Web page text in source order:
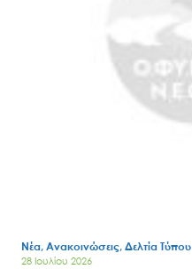
Νέα, Ανακοινώσεις, Δελτία Τύπου
28 Ιουλίου 2026